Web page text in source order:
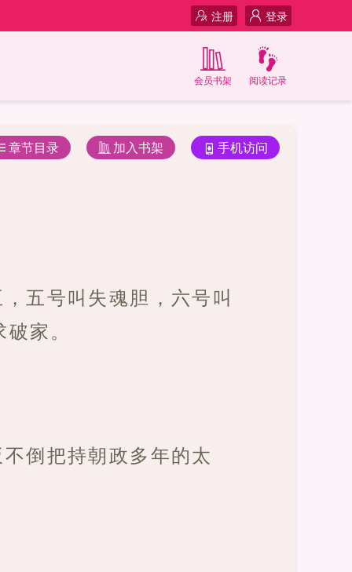
登录
注册
阅读记录
会员书架
手机访问
加入书架
章节目录
五号叫失魂胆，六号叫
家。
倒把持朝政多年的太